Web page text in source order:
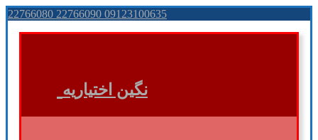
22766080 22766090 09123100635
نگین اختیاریه